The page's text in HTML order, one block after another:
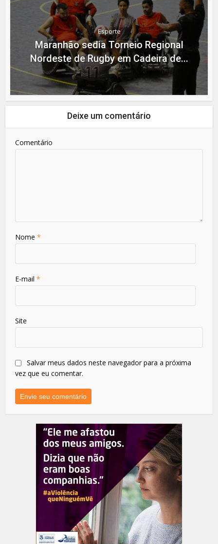
Esporte
Maranhão sedia Torneio Regional
Nordeste de Rugby em Cadeira de...
Deixe um comentário
Comentário
Nome*
E-mail*
Site
Salvar meus dados neste navegador para a próxima
vez que eu comentar.